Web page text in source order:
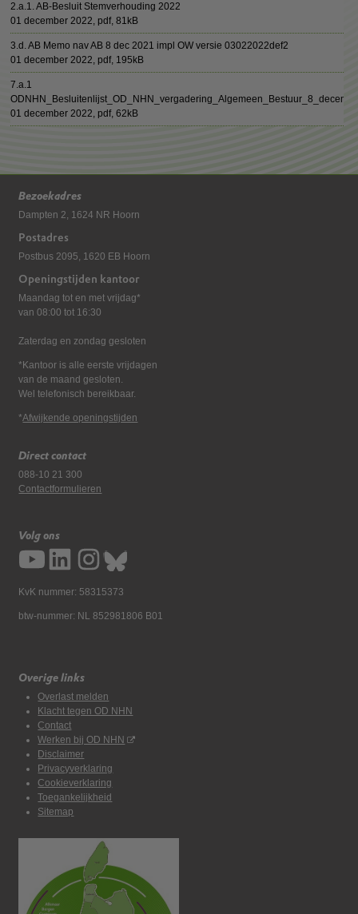
2.a.1. AB-Besluit Stemverhouding 2022
01 december 2022, pdf, 81kB
3.d. AB Memo nav AB 8 dec 2021 impl OW versie 03022022def2
01 december 2022, pdf, 195kB
7.a.1
01 december 2022, pdf, 62kB
Bezoekadres
Dampten 2, 1624 NR Hoorn
Postadres
Postbus 2095, 1620 EB Hoorn
Openingstijden kantoor
Maandag tot en met vrijdag*
van 08:00 tot 16:30
Zaterdag en zondag gesloten
*Kantoor is alle eerste vrijdagen
van de maand gesloten.
Wel telefonisch bereikbaar.
*Afwijkende openingstijden
Direct contact
088-10 21 300
Contactformulieren
Volg ons
KvK nummer: 58315373
btw-nummer: NL 852981806 B01
Overige links
Overlast melden
Klacht tegen OD NHN
Contact
Werken bij OD NHN
Disclaimer
Privacyverklaring
Cookieverklaring
Toegankelijkheid
Sitemap